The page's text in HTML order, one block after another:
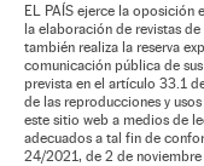
EL PAÍS ejerce la oposición
la elaboración de revistas
también realiza la reserva
comunicación pública de
prevista en el artículo 33.1
de las reproducciones y
este sitio web a medios de
adecuados a tal fin de
24/2021, de 2 de noviembre